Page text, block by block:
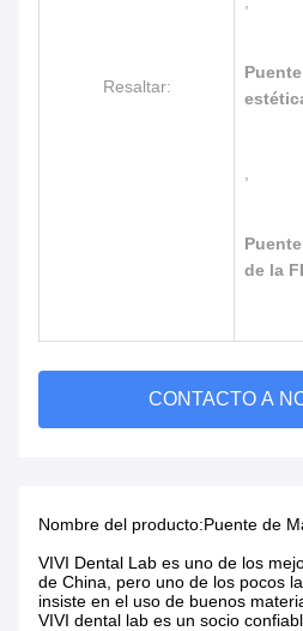
Resaltar:
de la
Nombre del producto:Puente de
VIVI Dental Lab es uno de los
de China, pero uno de los pocos
insiste en el uso de buenos
VIVI dental lab es un socio